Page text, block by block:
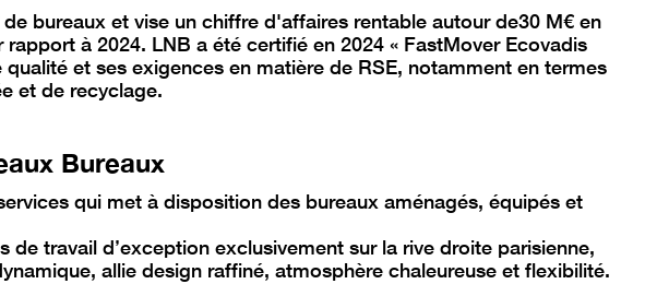
de bureaux et vise un chiffre d'affaires rentable autour de30 M€ en
à 2024. LNB a été certifié en 2024 « FastMover Ecovadis
et ses exigences en matière de RSE, notamment en termes
et de recyclage.
Bureaux
qui met à disposition des bureaux aménagés, équipés et
travail d’exception exclusivement sur la rive droite parisienne,
allie design raffiné, atmosphère chaleureuse et flexibilité.